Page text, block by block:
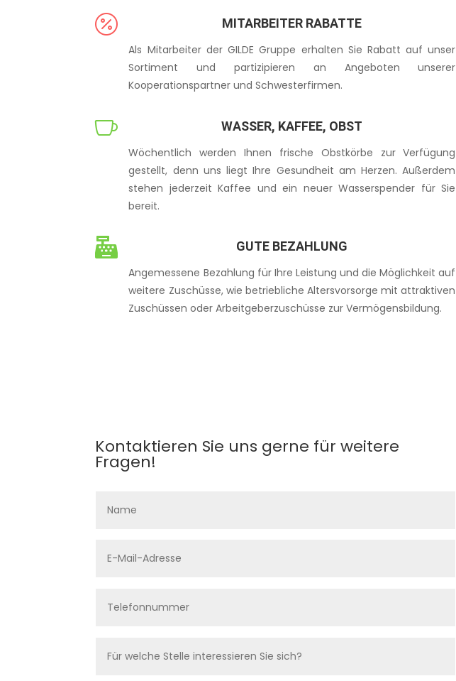
 MITARBEITER RABATTE
Als Mitarbeiter der GILDE Gruppe erhalten Sie Rabatt auf unser
Sortiment und partizipieren an Angeboten unserer
Kooperationspartner und Schwesterfirmen.
 WASSER, KAFFEE, OBST
Wöchentlich werden Ihnen frische Obstkörbe zur Verfügung
gestellt, denn uns liegt Ihre Gesundheit am Herzen. Außerdem
stehen jederzeit Kaffee und ein neuer Wasserspender für Sie
bereit.
 GUTE BEZAHLUNG
Angemessene Bezahlung für Ihre Leistung und die Möglichkeit auf
weitere Zuschüsse, wie betriebliche Altersvorsorge mit attraktiven
Zuschüssen oderArbeitgeberzuschüsse zur Vermögensbildung.
Kontaktieren Sie uns gerne für weitere
Fragen!